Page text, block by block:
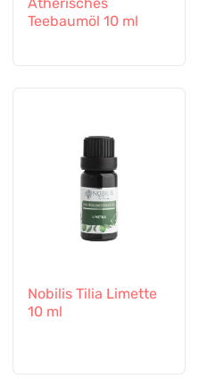
Teebaumöl 10 ml
Nobilis Tilia Limette
10 ml